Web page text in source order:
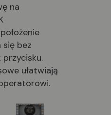
na
bez
przycisku.
ułatwiają